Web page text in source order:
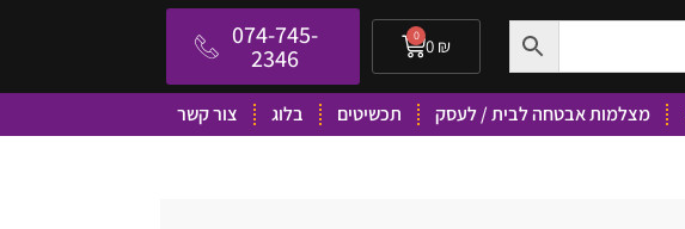
0 ₪
0
074-745-
2346
מצלמות אבטחה לבית / לעסק תכשיטים בלוג צור קשר